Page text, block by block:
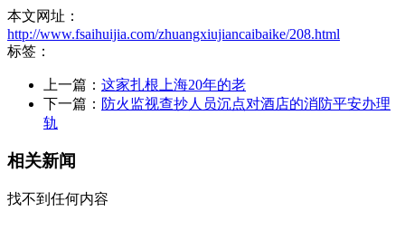
本文网址：
http://www.fsaihuijia.com/zhuangxiujiancaibaike/208.html
标签：
上一篇： 这家扎根上海20年的老
下一篇： 防火监视查抄人员沉点对酒店的消防平安办理
轨
相关新闻
找不到任何内容